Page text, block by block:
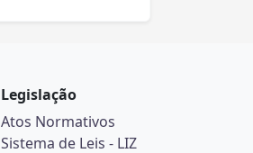
Legislação
Atos Normativos
Sistema de Leis - LIZ